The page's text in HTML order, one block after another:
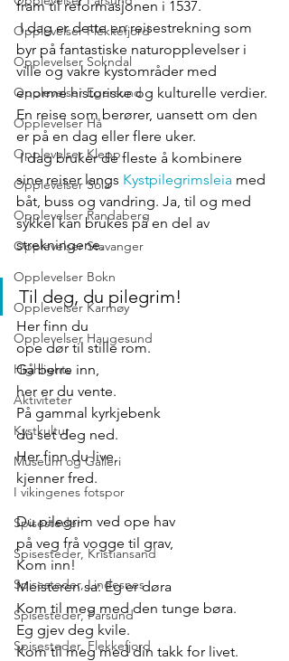
Opplevelser Flekkefjord
Opplevelser Sokndal
Opplevelser Egersund
Opplevelser Hå
Opplevelser Klepp
Opplevelser Sola
Opplevelser Randaberg
Opplevelser Stavanger
Opplevelser Bokn
Opplevelser Karmøy
Opplevelser Haugesund
Highlights
Aktiviteter
Kystkultur
Museum og Galleri
I vikingenes fotspor
Spisesteder
Spisesteder, Kristiansand
Spisesteder, Lindesnes
Spisesteder, Farsund
Spisesteder, Flekkefjord
fram til reformasjonen i 1537.
I dag er dette en reisestrekning som
byr på fantastiske naturopplevelser i
ville og vakre kystområder med
enorme historiske og kulturelle verdier.
En reise som berører, uansett om den
er på en dag eller flere uker.
I dag bruker de fleste å kombinere
sine reiser langs Kystpilegrimsleia med
båt, buss og vandring. Ja, til og med
sykkel kan brukes på en del av
strekningene.
Til deg, du pilegrim!
Her finn du
ope dør til stille rom.
Gå berre inn,
her er du vente.
På gammal kyrkjebenk
du set deg ned.
Her finn du live,
kjenner fred.
Du pilegrim ved ope hav
på veg frå vogge til grav,
Kom inn!
Meisteren sa: Eg er døra
Kom til meg med den tunge børa.
Eg gjev deg kvile.
Kom til meg med din takk for livet.